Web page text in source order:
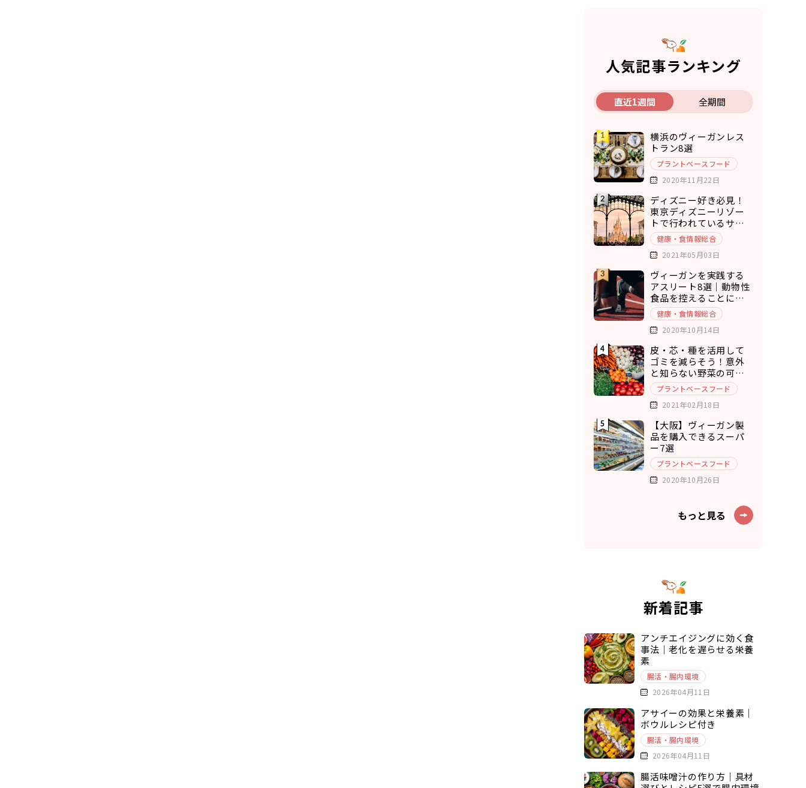
人気記事ランキング
直近1週間 全期間
横浜のヴィーガンレス
トラン8選
プラントベースフード
2020年11月22日
ディズニー好き必見！
東京ディズニーリゾー
トで行われているサス
テナブルな取り組み5選
健康・食情報総合
2021年05月03日
ヴィーガンを実践する
アスリート8選｜動物性
食品を控えることにメ
リットを実感
健康・食情報総合
2020年10月14日
皮・芯・種を活用して
ゴミを減らそう！意外
と知らない野菜の可食
部12選
プラントベースフード
2021年02月18日
【大阪】ヴィーガン製
品を購入できるスーパ
ー7選
プラントベースフード
2020年10月26日
もっと見る
新着記事
アンチエイジングに効く食
事法｜老化を遅らせる栄養
素
腸活・腸内環境
2026年04月11日
アサイーの効果と栄養素｜
ボウルレシピ付き
腸活・腸内環境
2026年04月11日
腸活味噌汁の作り方｜具材